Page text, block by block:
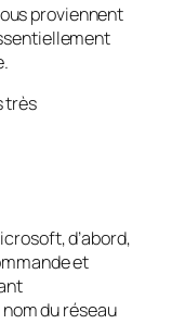
proviennent
très
d’abord,
et
du réseau